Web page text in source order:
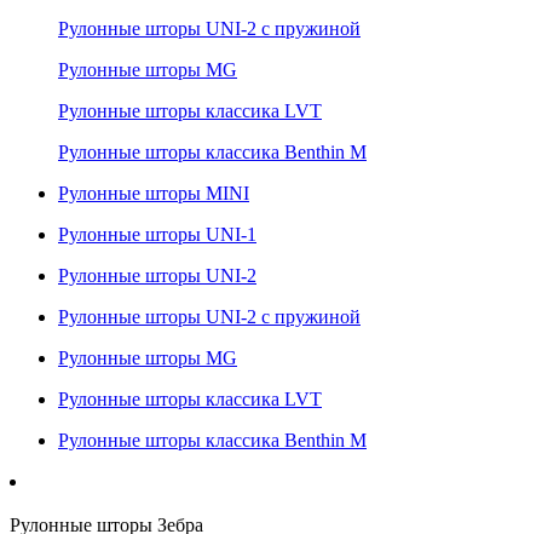
Рулонные шторы UNI-2 с пружиной
Рулонные шторы MG
Рулонные шторы классика LVT
Рулонные шторы классика Benthin M
Рулонные шторы MINI
Рулонные шторы UNI-1
Рулонные шторы UNI-2
Рулонные шторы UNI-2 с пружиной
Рулонные шторы MG
Рулонные шторы классика LVT
Рулонные шторы классика Benthin M
Рулонные шторы Зебра